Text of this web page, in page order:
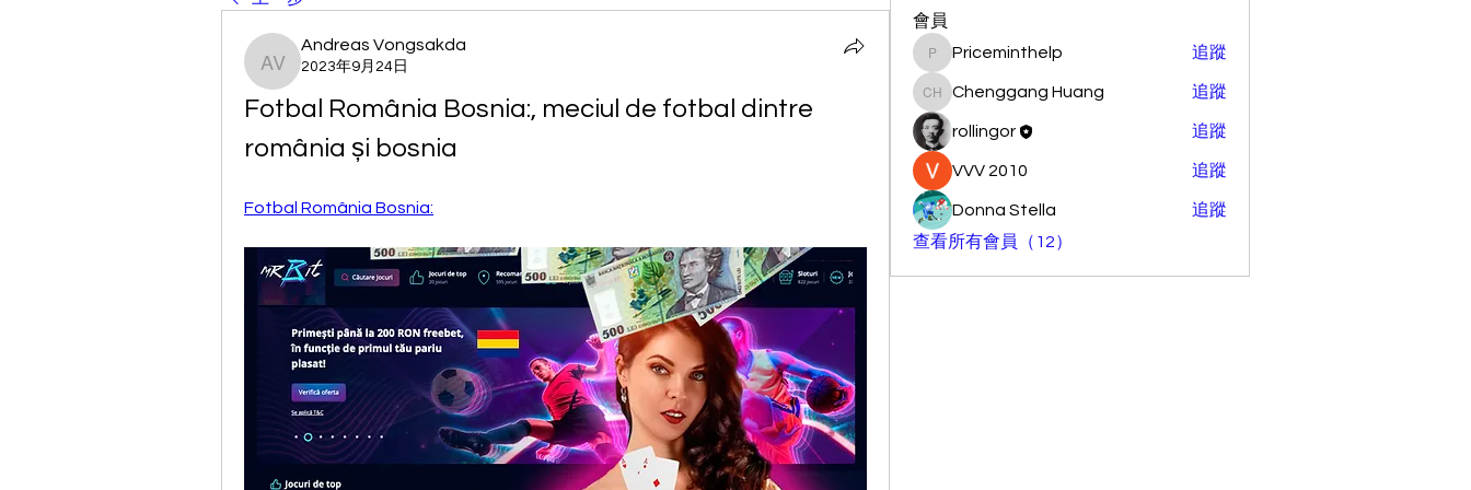
Andreas Vongsakda
Andreas Vongsakda
2023年9月24日
Fotbal România Bosnia:, meciul de fotbal dintre
românia și bosnia
Fotbal România Bosnia:
會員
Priceminthelp
Priceminthelp 追蹤
Chenggang Huang
Chenggang Huang 追蹤
rollingor 追蹤
VVV 2010 追蹤
Donna Stella
追蹤
查看所有會員（12）